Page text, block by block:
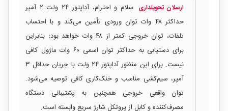
ارسلان تحویلداری
سلام و احترام، آداپتور ۲۴ ولت ۲ آمپر
حداکثر ۴۸ وات توان ورودی تأمین می‌کند و با احتساب
تلفات، توان خروجی کمتر از ۴۸ وات خواهد بود؛ بنابراین
برای دستیابی به حداکثر توان اسمی ۶۰ وات ماژول کافی
نیست. برای این منظور آداپتور ۲۴ ولت با جریان حداقل ۳
آمپر، سیم‌کشی مناسب و خنک‌کاری کافی توصیه می‌شود.
توان واقعی خروجی همچنین به پشتیبانی دستگاه
مصرف‌کننده و کابل از پروتکل شارژ سریع وابسته است.